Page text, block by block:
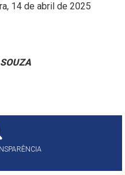
14 de abril de 2025